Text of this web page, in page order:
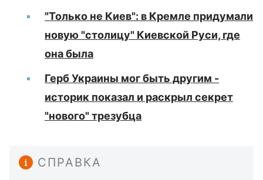
"Только не Киев": в Кремле придумали
новую "столицу" Киевской Руси, где
она была
Герб Украины мог быть другим -
историк показал и раскрыл секрет
"нового" трезубца
СПРАВКА